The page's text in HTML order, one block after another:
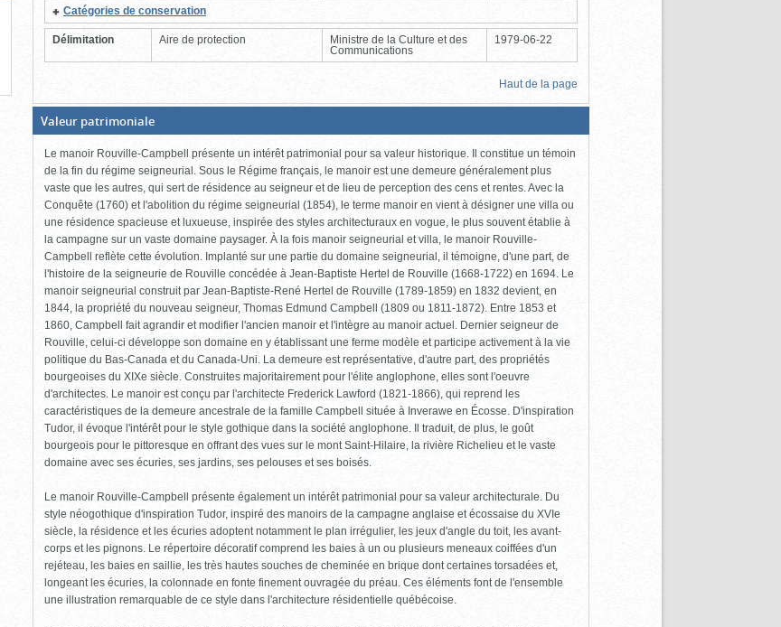
Catégories de conservation(Cliquer
pour
plus
d'information)
Délimitation Aire de protection
Ministre de la Culture et des
Communications
1979-06-22
Haut de la page
Valeur patrimoniale(Boite
fermée,
cliquer
pour
ouvrir)
Le manoir Rouville-Campbell présente un intérêt patrimonial pour sa valeur historique. Il constitue un témoin
de la fin du régime seigneurial. Sous le Régime français, le manoir est une demeure généralement plus
vaste que les autres, qui sert de résidence au seigneur et de lieu de perception des cens et rentes. Avec la
Conquête (1760) et l'abolition du régime seigneurial (1854), le terme manoir en vient à désigner une villa ou
une résidence spacieuse et luxueuse, inspirée des styles architecturaux en vogue, le plus souvent établie à
la campagne sur un vaste domaine paysager. À la fois manoir seigneurial et villa, le manoir Rouville-
Campbell reflète cette évolution. Implanté sur une partie du domaine seigneurial, il témoigne, d'une part, de
l'histoire de la seigneurie de Rouville concédée à Jean-Baptiste Hertel de Rouville (1668-1722) en 1694. Le
manoir seigneurial construit par Jean-Baptiste-René Hertel de Rouville (1789-1859) en 1832 devient, en
1844, la propriété du nouveau seigneur, Thomas Edmund Campbell (1809 ou 1811-1872). Entre 1853 et
1860, Campbell fait agrandir et modifier l'ancien manoir et l'intègre au manoir actuel. Dernier seigneur de
Rouville, celui-ci développe son domaine en y établissant une ferme modèle et participe activement à la vie
politique du Bas-Canada et du Canada-Uni. La demeure est représentative, d'autre part, des propriétés
bourgeoises du XIXe siècle. Construites majoritairement pour l'élite anglophone, elles sont l'oeuvre
d'architectes. Le manoir est conçu par l'architecte Frederick Lawford (1821-1866), qui reprend les
caractéristiques de la demeure ancestrale de la famille Campbell située à Inverawe en Écosse. D'inspiration
Tudor, il évoque l'intérêt pour le style gothique dans la société anglophone. Il traduit, de plus, le goût
bourgeois pour le pittoresque en offrant des vues sur le mont Saint-Hilaire, la rivière Richelieu et le vaste
domaine avec ses écuries, ses jardins, ses pelouses et ses boisés.
Le manoir Rouville-Campbell présente également un intérêt patrimonial pour sa valeur architecturale. Du
style néogothique d'inspiration Tudor, inspiré des manoirs de la campagne anglaise et écossaise du XVIe
siècle, la résidence et les écuries adoptent notamment le plan irrégulier, les jeux d'angle du toit, les avant-
corps et les pignons. Le répertoire décoratif comprend les baies à un ou plusieurs meneaux coiffées d'un
rejéteau, les baies en saillie, les très hautes souches de cheminée en brique dont certaines torsadées et,
longeant les écuries, la colonnade en fonte finement ouvragée du préau. Ces éléments font de l'ensemble
une illustration remarquable de ce style dans l'architecture résidentielle québécoise.